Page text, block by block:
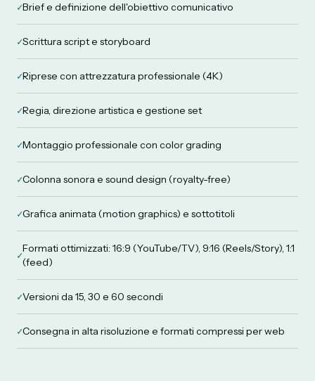
✓Brief e definizione dell'obiettivo comunicativo
✓Scrittura script e storyboard
✓Riprese con attrezzatura professionale (4K)
✓Regia, direzione artistica e gestione set
✓Montaggio professionale con color grading
✓Colonna sonora e sound design (royalty-free)
✓Grafica animata (motion graphics) e sottotitoli
✓
Formati ottimizzati: 16:9 (YouTube/TV), 9:16 (Reels/Story), 1:1
(feed)
✓Versioni da 15, 30 e 60 secondi
✓Consegna in alta risoluzione e formati compressi per web